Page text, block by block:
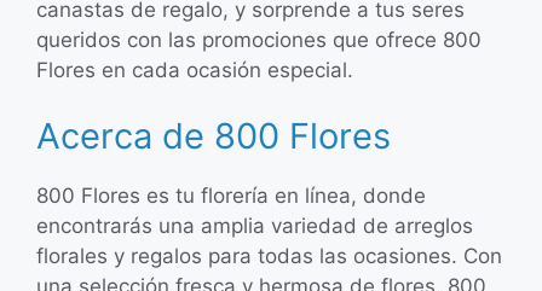
canastas de regalo, y sorprende a tus seres
queridos con las promociones que ofrece 800
Flores en cada ocasión especial.
Acerca de 800 Flores
800 Flores es tu florería en línea, donde
encontrarás una amplia variedad de arreglos
florales y regalos para todas las ocasiones. Con